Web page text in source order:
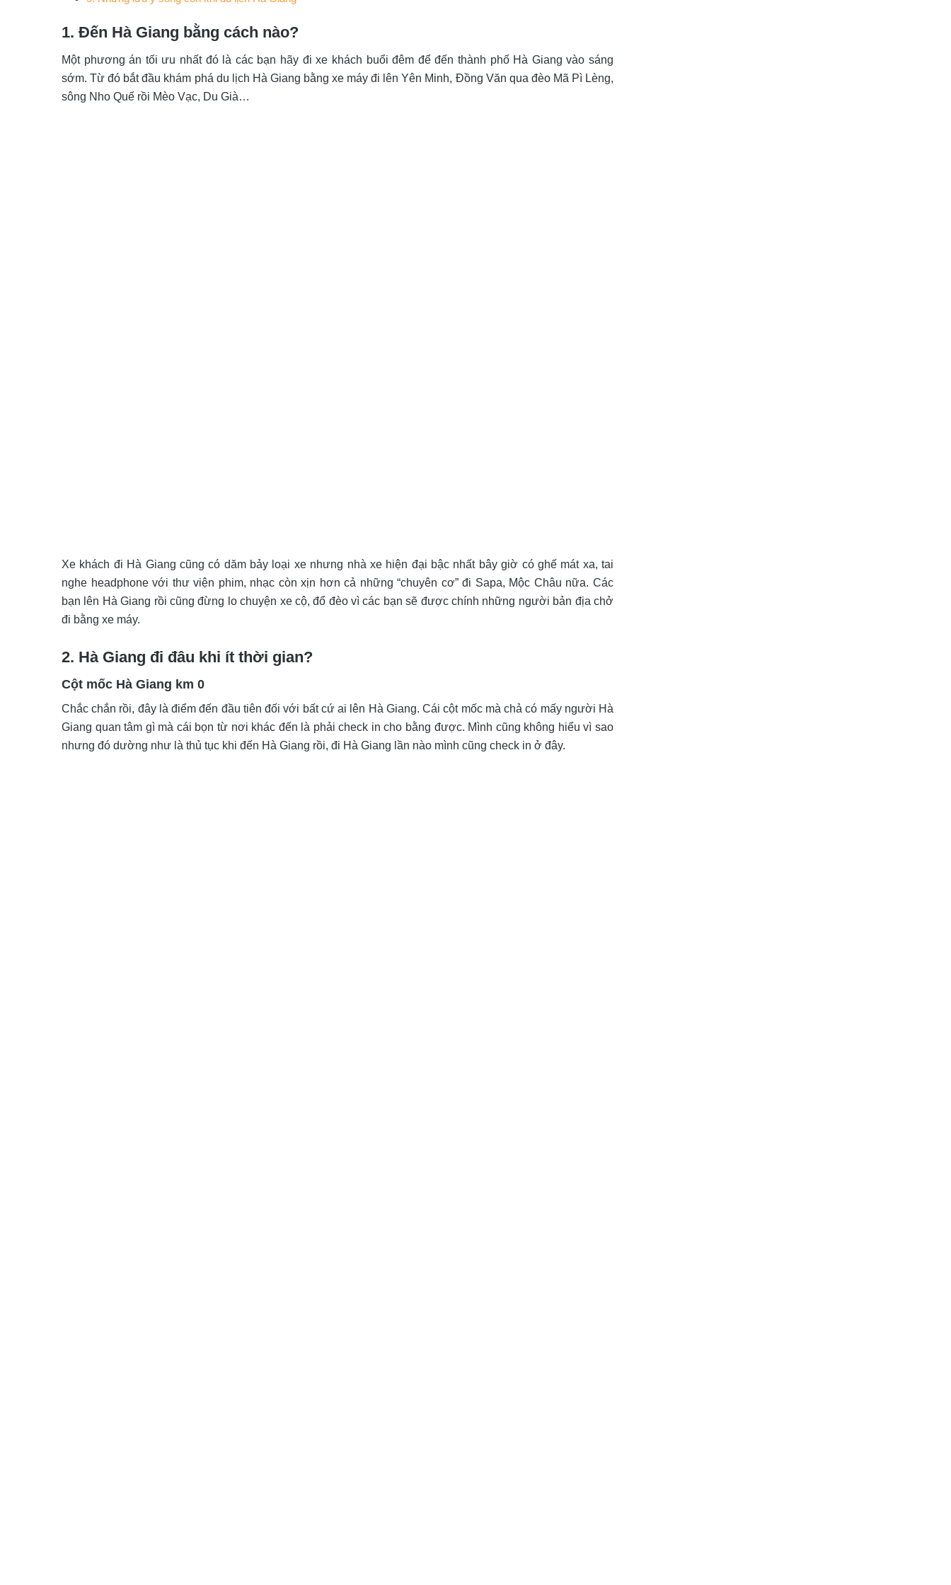
1. Đến Hà Giang bằng cách nào?
Một phương án tối ưu nhất đó là các bạn hãy đi xe khách buổi đêm để đến thành phố Hà Giang vào sáng
sớm. Từ đó bắt đầu khám phá du lịch Hà Giang bằng xe máy đi lên Yên Minh, Đồng Văn qua đèo Mã Pì Lèng,
sông Nho Quế rồi Mèo Vạc, Du Già…
Xe khách đi Hà Giang cũng có dăm bảy loại xe nhưng nhà xe hiện đại bậc nhất bây giờ có ghế mát xa, tai
nghe headphone với thư viện phim, nhạc còn xịn hơn cả những “chuyên cơ” đi Sapa, Mộc Châu nữa. Các
bạn lên Hà Giang rồi cũng đừng lo chuyện xe cộ, đổ đèo vì các bạn sẽ được chính những người bản địa chở
đi bằng xe máy.
2. Hà Giang đi đâu khi ít thời gian?
Cột mốc Hà Giang km 0
Chắc chắn rồi, đây là điểm đến đầu tiên đối với bất cứ ai lên Hà Giang. Cái cột mốc mà chả có mấy người Hà
Giang quan tâm gì mà cái bọn từ nơi khác đến là phải check in cho bằng được. Mình cũng không hiểu vì sao
nhưng đó dường như là thủ tục khi đến Hà Giang rồi, đi Hà Giang lần nào mình cũng check in ở đây.